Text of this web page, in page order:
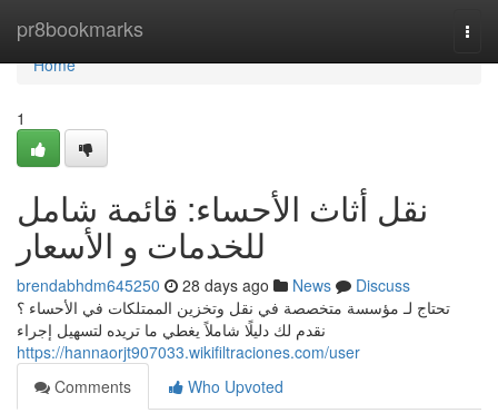
pr8bookmarks
Home
Home
1
نقل أثاث الأحساء: قائمة شامل
للخدمات و الأسعار
brendabhdm645250 28 days ago News
Discuss
تحتاج لـ مؤسسة متخصصة في نقل وتخزين الممتلكات في الأحساء ؟
نقدم لك دليلًا شاملاً يغطي ما تريده لتسهيل إجراء
https://hannaorjt907033.wikifiltraciones.com/user
Comments
Who Upvoted